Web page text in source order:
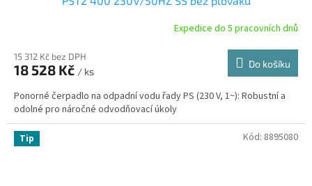
Expedice do 5 pracovních dnů
15 312 Kč bez DPH
18 528 Kč / ks
Do košíku
Ponorné čerpadlo na odpadní vodu řady PS (230 V, 1~): Robustní a
odolné pro náročné odvodňovací úkoly
Tip Kód: 8895080